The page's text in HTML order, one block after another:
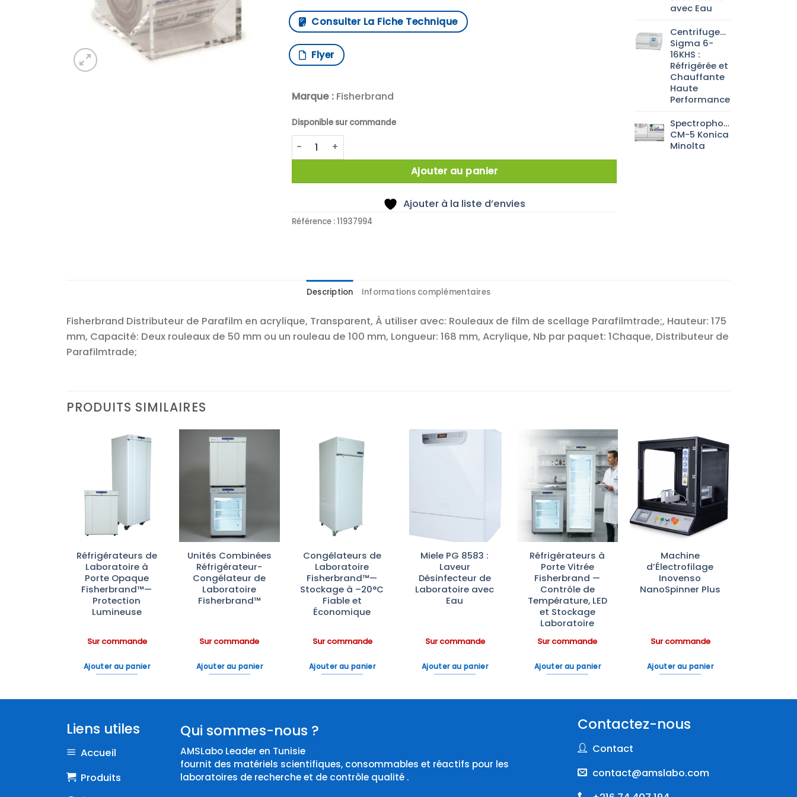
Consulter La Fiche Technique
Flyer
Marque :Fisherbrand
Disponible sur commande
quantité de DISTRIBUTEUR PARAFILM ACRYLIC
Ajouter au panier
Ajouter à la liste d’envies
Référence :11937994
avec Eau
Centrifugeuse
Sigma 6-
16KHS :
Réfrigérée et
Chauffante
Haute
Performance
Spectrophotomètre
CM-5 Konica
Minolta
Description Informations complémentaires
Fisherbrand Distributeur de Parafilm en acrylique, Transparent, À utiliser avec: Rouleaux de film de scellage Parafilmtrade;, Hauteur: 175
mm, Capacité: Deux rouleaux de 50 mm ou un rouleau de 100 mm, Longueur: 168 mm, Acrylique, Nb par paquet: 1Chaque, Distributeur de
Parafilmtrade;
PRODUITS SIMILAIRES
Réfrigérateurs de
Laboratoire à
Porte Opaque
Fisherbrand™—
Protection
Lumineuse
Sur commande
Ajouter au panier
Ajouter
à la liste
Unités Combinées
Réfrigérateur-
Congélateur de
Laboratoire
Fisherbrand™
Sur commande
Ajouter au panier
Congélateurs de
Laboratoire
Fisherbrand™—
Stockage à –20°C
Fiable et
Économique
Sur commande
Ajouter au panier
Miele PG 8583 :
Laveur
Désinfecteur de
Laboratoire avec
Eau
Sur commande
Ajouter au panier
Ajouter
à la liste
d’envies
Réfrigérateurs à
Porte Vitrée
Fisherbrand —
Contrôle de
Température, LED
et Stockage
Laboratoire
Sur commande
Ajouter au panier
Ajouter
à la liste
d’envies
Machine
d’Électrofilage
Inovenso
NanoSpinner Plus
Sur commande
Ajouter au panier
Liens utiles
Accueil
Produits
Qui sommes-nous ?
AMSLabo Leader en Tunisie
fournit des matériels scientifiques, consommables et réactifs pour les
laboratoires de recherche et de contrôle qualité .
Contactez-nous
Contact
contact@amslabo.com